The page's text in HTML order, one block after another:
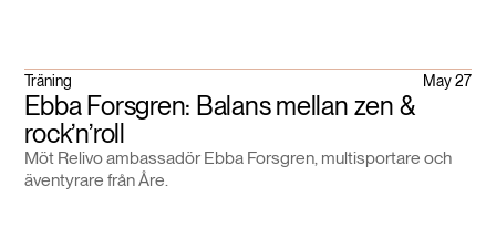
Träning May 27
Ebba Forsgren: Balans mellan zen &
rock’n’roll
Möt Relivo ambassadör Ebba Forsgren, multisportare och
äventyrare från Åre.